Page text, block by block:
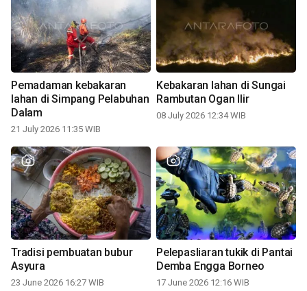
Pemadaman kebakaran
lahan di Simpang Pelabuhan
Dalam
21 July 2026 11:35 WIB
Kebakaran lahan di Sungai
Rambutan Ogan Ilir
08 July 2026 12:34 WIB
Tradisi pembuatan bubur
Asyura
23 June 2026 16:27 WIB
Pelepasliaran tukik di Pantai
Demba Engga Borneo
17 June 2026 12:16 WIB